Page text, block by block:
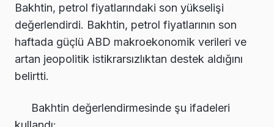
Bakhtin, petrol fiyatlarındaki son yükselişi
değerlendirdi. Bakhtin, petrol fiyatlarının son
haftada güçlü ABD makroekonomik verileri ve
artan jeopolitik istikrarsızlıktan destek aldığını
belirtti.
Bakhtin değerlendirmesinde şu ifadeleri